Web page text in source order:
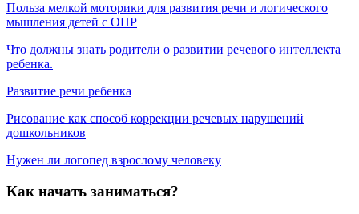
Польза мелкой моторики для развития речи и логического
мышления детей с ОНР
Что должны знать родители о развитии речевого интеллекта
ребенка.
Развитие речи ребенка
Рисование как способ коррекции речевых нарушений
дошкольников
Нужен ли логопед взрослому человеку
Как начать заниматься?